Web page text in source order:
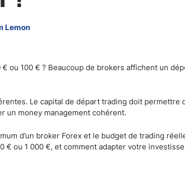
Trading du pétrole
Comptes démo
Plateformes de Forex
Apps de trading
Lemon
€ ou 100 € ? Beaucoup de brokers affichent un
Le capital de départ trading doit permettre
un money management cohérent.
d’un broker Forex et le budget de trading
€ ou 1 000 €, et comment adapter votre